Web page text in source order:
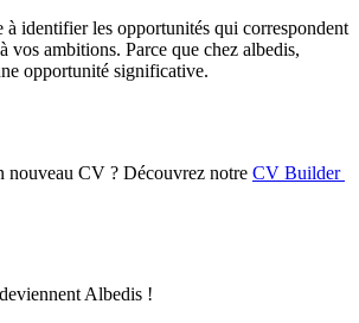
à identifier les opportunités qui correspondent
vos ambitions. Parce que chez albedis,
opportunité significative.
nouveau CV ? Découvrez notre CV Builder
Albedis !